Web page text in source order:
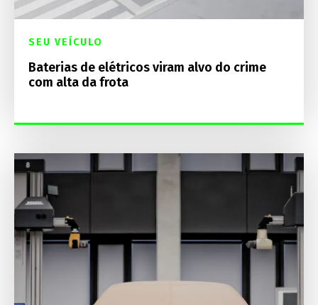
SEU VEÍCULO
Baterias de elétricos viram alvo do crime
com alta da frota